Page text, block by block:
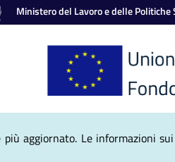
Ministero del Lavoro e delle Politiche
aggiornato. Le informazioni